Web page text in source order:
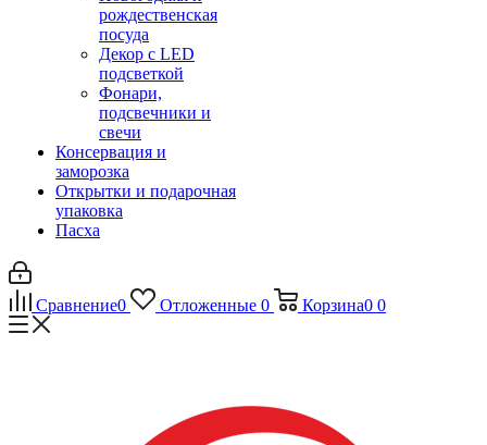
рождественская
посуда
Декор с LED
подсветкой
Фонари,
подсвечники и
свечи
Консервация и
заморозка
Открытки и подарочная
упаковка
Пасха
Сравнение0 Отложенные 0 Корзина0 0